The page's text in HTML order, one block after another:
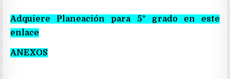
Adquiere Planeación para 5° grado en este
enlace
ANEXOS